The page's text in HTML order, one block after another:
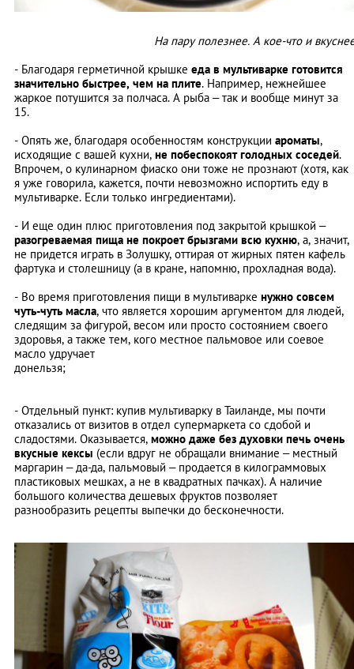
На пару полезнее. А кое-что и
- Благодаря герметичной крышке еда в мультиварке готовится
значительно быстрее, чем на плите. Например, нежнейшее
жаркое потушится за полчаса. А рыба – так и вообще минут за
15.
- Опять же, благодаря особенностям конструкции ароматы,
исходящие с вашей кухни, не побеспокоят голодных соседей.
Впрочем, о кулинарном фиаско они тоже не прознают (хотя, как
я уже говорила, кажется, почти невозможно испортить еду в
мультиварке. Если только ингредиентами).
- И еще один плюс приготовления под закрытой крышкой –
разогреваемая пища не покроет брызгами всю кухню, а, значит,
не придется играть в Золушку, оттирая от жирных пятен кафель
фартука и столешницу (а в кране, напомню, прохладная вода).
- Во время приготовления пищи в мультиварке нужно совсем
чуть-чуть масла, что является хорошим аргументом для людей,
следящим за фигурой, весом или просто состоянием своего
здоровья, а также тем, кого местное пальмовое или соевое
масло удручает
донельзя;
- Отдельный пункт: купив мультиварку в Таиланде, мы почти
отказались от визитов в отдел супермаркета со сдобой и
сладостями. Оказывается, можно даже без духовки печь очень
вкусные кексы (если вдруг не обращали внимание – местный
маргарин – да-да, пальмовый – продается в килограммовых
пластиковых мешках, а не в квадратных пачках). А наличие
большого количества дешевых фруктов позволяет
разнообразить рецепты выпечки до бесконечности.